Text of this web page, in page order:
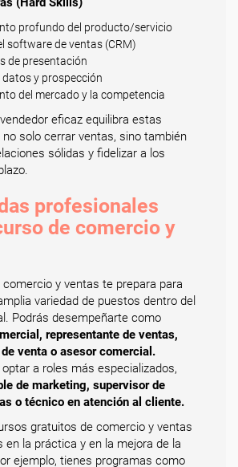
profundo del producto/servicio
software de ventas (CRM)
de presentación
datos y prospección
del mercado y la competencia
eficaz equilibra estas
no solo cerrar ventas, sino también
sólidas y fidelizar a los
profesionales
de comercio y
y ventas te prepara para
variedad de puestos dentro del
Podrás desempeñarte como
representante de ventas,
venta o asesor comercial.
a roles más especializados,
de marketing, supervisor de
o técnico en atención al cliente.
gratuitos de comercio y ventas
en la práctica y en la mejora de la
ejemplo, tienes programas como